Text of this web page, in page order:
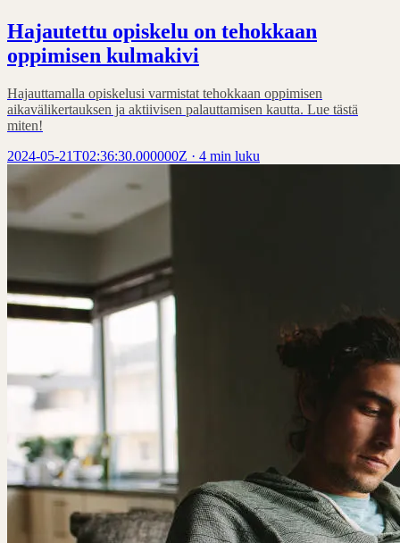
Hajautettu opiskelu on tehokkaan
oppimisen kulmakivi
Hajauttamalla opiskelusi varmistat tehokkaan oppimisen
aikavälikertauksen ja aktiivisen palauttamisen kautta. Lue tästä
miten!
2024-05-21T02:36:30.000000Z · 4 min luku